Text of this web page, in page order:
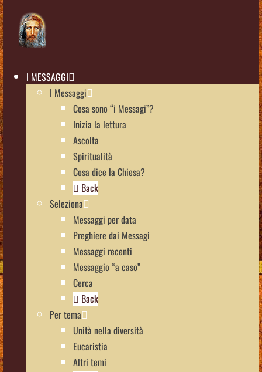
I MESSAGGI
I Messaggi
Cosa sono “i Messagi”?
Inizia la lettura
Ascolta
Spiritualità
Cosa dice la Chiesa?
Back
Seleziona
Messaggi per data
Preghiere dai Messagi
Messaggi recenti
Messaggio “a caso”
Cerca
Back
Per tema
Unità nella diversità
Eucaristia
Altri temi